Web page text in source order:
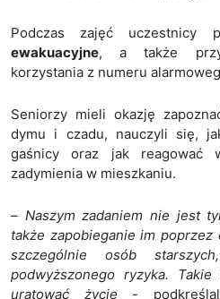
Podczas zajęć uczestnicy
ewakuacyjne, a także
korzystania z numeru
Seniorzy mieli okazję
dymu i czadu, nauczyli się,
gaśnicy oraz jak reagować
zadymienia w mieszkaniu.
– Naszym zadaniem nie jest
także zapobieganie im poprzez
szczególnie osób
podwyższonego ryzyka. Takie
uratować życie -